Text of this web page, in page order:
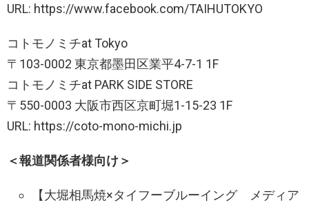
URL: https://www.facebook.com/TAIHUTOKYO
コトモノミチat Tokyo
〒103-0002 東京都墨⽥区業平4-7-1 1F
コトモノミチat PARK SIDE STORE
〒550-0003 大阪市西区京町堀1-15-23 1F
URL: https://coto-mono-michi.jp
＜報道関係者様向け＞
【大堀相馬焼×タイフーブルーイング メディア